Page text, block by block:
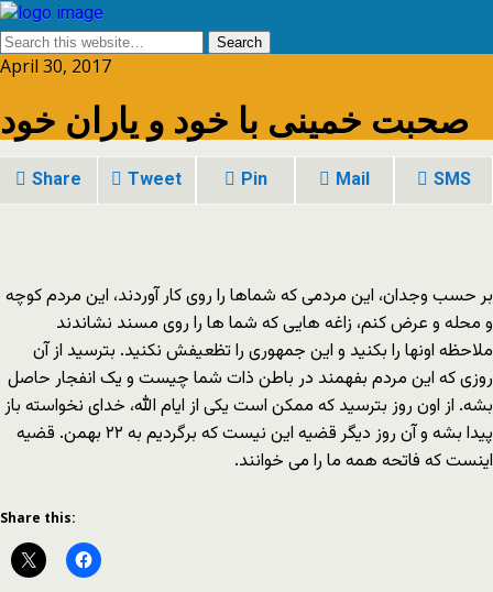
April 30, 2017
صحبت خمینی با خود و یاران خود
Share Tweet Pin Mail SMS
بر حسب وجدان، این مردمی که شماها را روی کار آوردند، این مردم کوچه
و محله و عرض کنم، زاغه هایی که شما ها را روی مسند نشاندند
ملاحظه اونها را بکنید و این جمهوری را تظعیفش نکنید. بترسید از آن
روزی که این مردم بفهمند در باطن ذات شما چیست و یک انفجار حاصل
بشه. از اون روز بترسید که ممکن است یکی از ایام الله، خدای نخواسته باز
پیدا بشه و آن روز دیگر قضیه این نیست که برگردیم به ۲۲ بهمن. قضیه
اینست که فاتحه همه ما را می خوانند.
Share this: